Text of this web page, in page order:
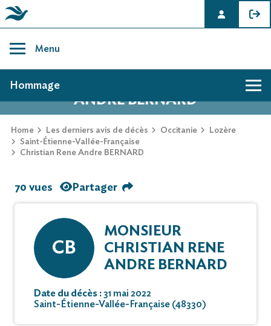
content
Menu
AVIS DE DÉCÈS DE CHRISTIAN RENE
ANDRE BERNARD
Home Les derniers avis de décès Occitanie
Lozère
Saint-Étienne-Vallée-Française
Christian Rene Andre BERNARD
Hommage
70 vues Partager
CB
MONSIEUR
CHRISTIAN RENE
ANDRE BERNARD
Date du décès :31 mai 2022
Saint-Étienne-Vallée-Française (48330)